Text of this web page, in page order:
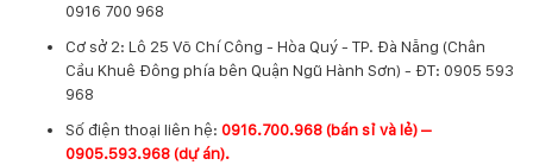
0916 700 968
Cơ sở 2: Lô 25 Võ Chí Công - Hòa Quý - TP. Đà Nẵng (Chân
Cầu Khuê Đông phía bên Quận Ngũ Hành Sơn) - ĐT: 0905 593
968
​Số điện thoại liên hệ: 0916.700.968 (bán sỉ và lẻ) –
0905.593.968 (dự án).